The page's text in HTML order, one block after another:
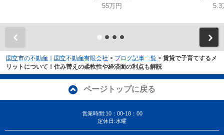
55万円
5.3
国立市の不動産｜国立不動産有限会社 > ブログ記事一覧 > 賃貸で子育てするメ
リットについて！住み替えの柔軟性や経済面の利点も解説
ページトップに戻る
営業時間:10：00-18：00
定休日:水曜